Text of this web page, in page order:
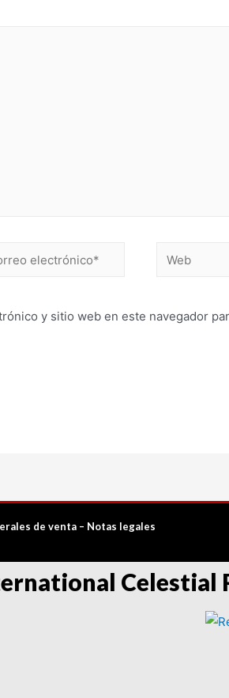
y sitio web en este navegador
de venta – Notas legales
Celestial